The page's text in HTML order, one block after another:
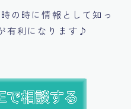
の時に情報として知っ
有利になります♪